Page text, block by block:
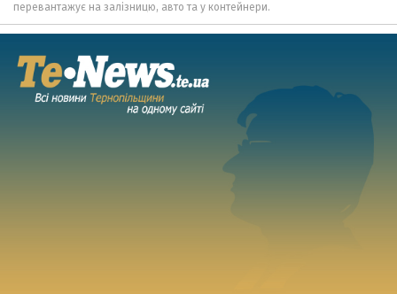
перевантажує на залізницю, авто та у контейнери.